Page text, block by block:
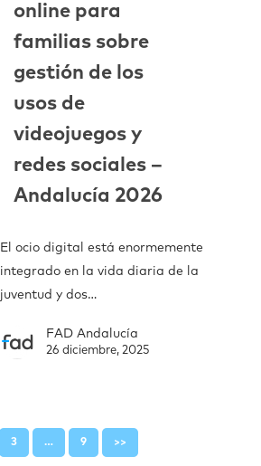
online para
familias sobre
gestión de los
usos de
videojuegos y
redes sociales –
Andalucía 2026
El ocio digital está enormemente
integrado en la vida diaria de la
juventud y dos…
FAD Andalucía
26 diciembre, 2025
3 … 9 >>